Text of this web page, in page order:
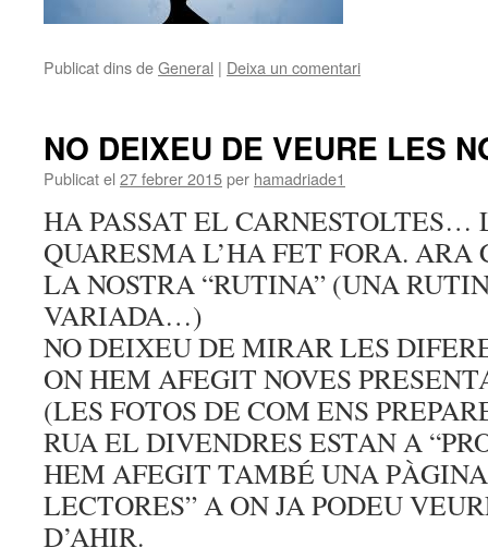
Publicat dins deGeneral | Deixa un comentari
NO DEIXEU DE VEURE LES
Publicat el 27 febrer 2015per hamadriade1
HA PASSAT EL
QUARESMA L’HA FET FORA.
LA NOSTRA “RUTINA” (UNA
VARIADA…)
NO DEIXEU DE MIRAR LES
ON HEM AFEGIT NOVES
(LES FOTOS DE COM ENS
RUA EL DIVENDRES ESTAN A
HEM AFEGIT TAMBÉ UNA
LECTORES” A ON JA PODEU
D’AHIR.